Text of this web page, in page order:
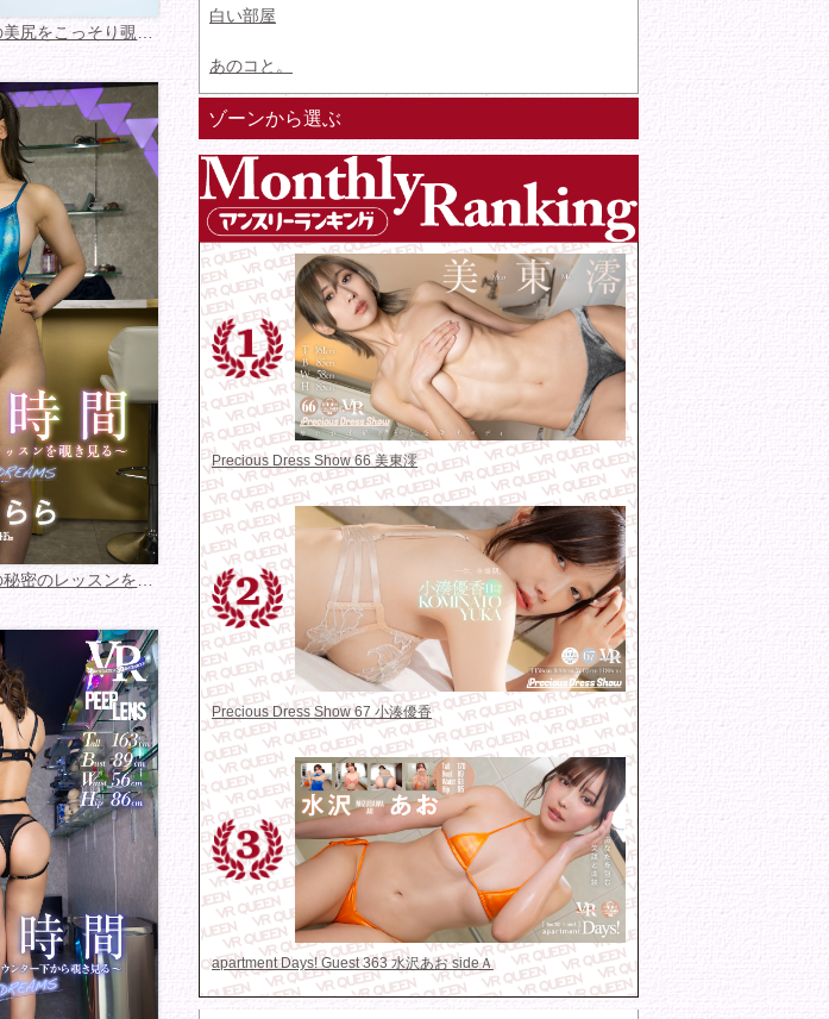
白い部屋
あのコと。
ゾーンから選ぶ
Precious Dress Show 66 美東澪
Precious Dress Show 67 小湊優香
apartment Days! Guest 363 水沢あお sideＡ